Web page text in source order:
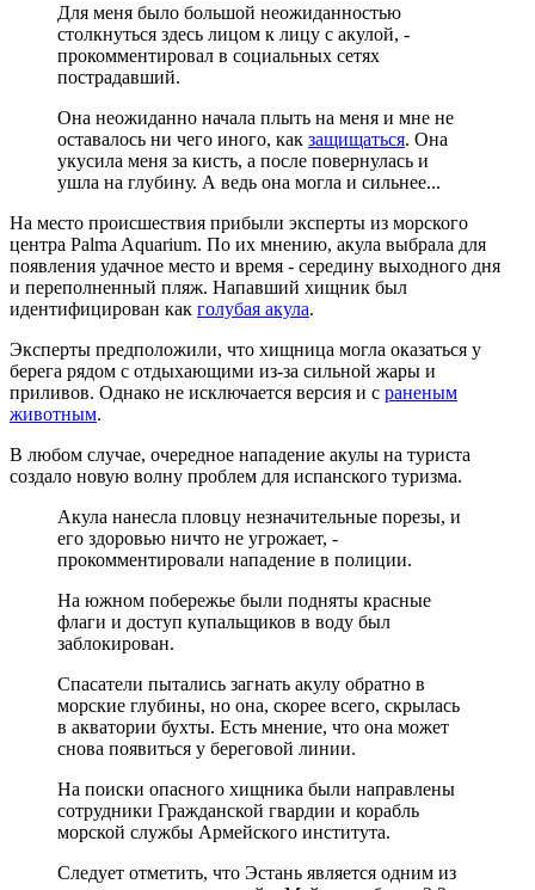
Для меня было большой неожиданностью
столкнуться здесь лицом к лицу с акулой, -
прокомментировал в социальных сетях
пострадавший.
Она неожиданно начала плыть на меня и мне не
оставалось ни чего иного, как защищаться. Она
укусила меня за кисть, а после повернулась и
ушла на глубину. А ведь она могла и сильнее...
На место происшествия прибыли эксперты из морского
центра Palma Aquarium. По их мнению, акула выбрала для
появления удачное место и время - середину выходного дня
и переполненный пляж. Напавший хищник был
идентифицирован как голубая акула.
Эксперты предположили, что хищница могла оказаться у
берега рядом с отдыхающими из-за сильной жары и
приливов. Однако не исключается версия и с раненым
животным.
В любом случае, очередное нападение акулы на туриста
создало новую волну проблем для испанского туризма.
Акула нанесла пловцу незначительные порезы, и
его здоровью ничто не угрожает, -
прокомментировали нападение в полиции.
На южном побережье были подняты красные
флаги и доступ купальщиков в воду был
заблокирован.
Спасатели пытались загнать акулу обратно в
морские глубины, но она, скорее всего, скрылась
в акватории бухты. Есть мнение, что она может
снова появиться у береговой линии.
На поиски опасного хищника были направлены
сотрудники Гражданской гвардии и корабль
морской службы Армейского института.
Следует отметить, что Эстань является одним из